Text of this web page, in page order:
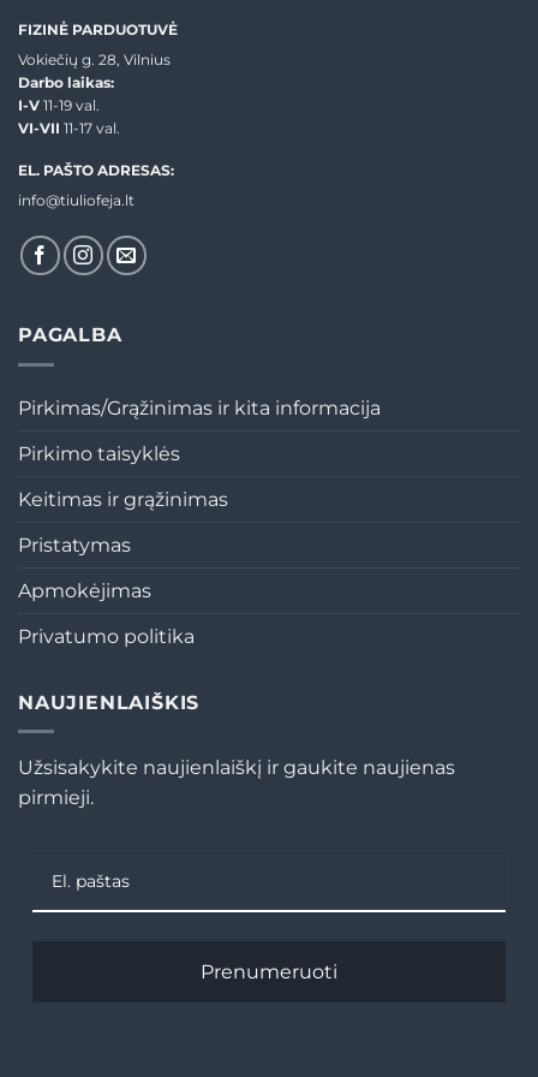
FIZINĖ PARDUOTUVĖ
Vokiečių g. 28, Vilnius
Darbo laikas:
I-V 11-19 val.
VI-VII 11-17 val.
EL. PAŠTO ADRESAS:
info@tiuliofeja.lt
PAGALBA
Pirkimas/Grąžinimas ir kita informacija
Pirkimo taisyklės
Keitimas ir grąžinimas
Pristatymas
Apmokėjimas
Privatumo politika
NAUJIENLAIŠKIS
Užsisakykite naujienlaiškį ir gaukite naujienas
pirmieji.
Prenumeruoti